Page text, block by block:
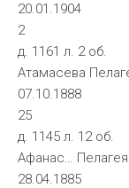
20.01.1904
2
д. 1161 л. 2 об.
Атамасева
07.10.1888
25
д. 1145 л. 12 об.
Афанас…
28.04.1885